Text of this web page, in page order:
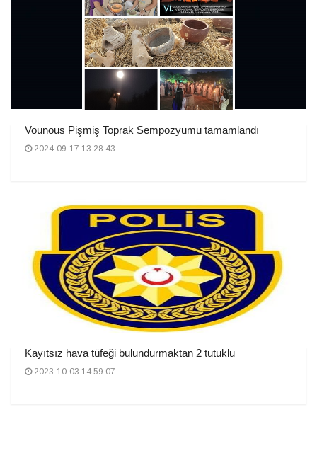
Vounous Pişmiş Toprak Sempozyumu tamamlandı
2024-09-17 13:28:43
Kayıtsız hava tüfeği bulundurmaktan 2 tutuklu
2023-10-03 14:59:07